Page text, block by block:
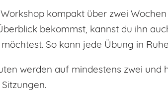
kompakt über zwei
bekommst, kannst du ihn
So kann jede Übung in
werden auf mindestens zwei